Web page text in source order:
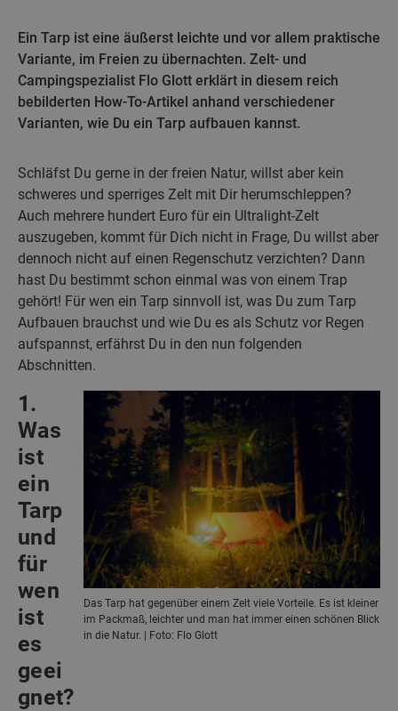
Ein Tarp ist eine äußerst leichte und vor allem praktische
Variante, im Freien zu übernachten. Zelt- und
Campingspezialist Flo Glott erklärt in diesem reich
bebilderten How-To-Artikel anhand verschiedener
Varianten, wie Du ein Tarp aufbauen kannst.
Schläfst Du gerne in der freien Natur, willst aber kein
schweres und sperriges Zelt mit Dir herumschleppen?
Auch mehrere hundert Euro für ein Ultralight-Zelt
auszugeben, kommt für Dich nicht in Frage, Du willst aber
dennoch nicht auf einen Regenschutz verzichten? Dann
hast Du bestimmt schon einmal was von einem Trap
gehört! Für wen ein Tarp sinnvoll ist, was Du zum Tarp
Aufbauen brauchst und wie Du es als Schutz vor Regen
aufspannst, erfährst Du in den nun folgenden
Abschnitten.
Das Tarp hat gegenüber einem Zelt viele Vorteile. Es ist kleiner
im Packmaß, leichter und man hat immer einen schönen Blick
in die Natur. | Foto: Flo Glott
1.
Was
ist
ein
Tarp
und
für
wen
ist
es
geei
gnet?